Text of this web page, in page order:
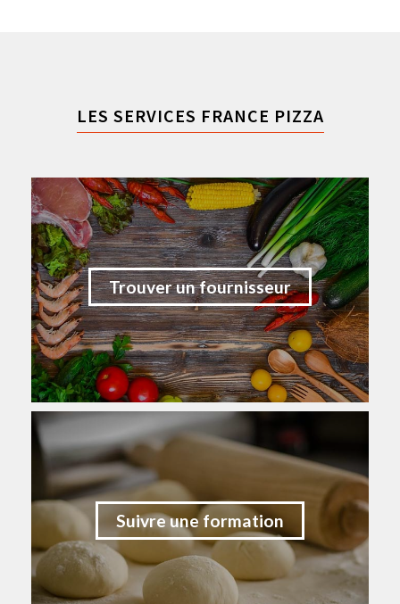
LES SERVICES FRANCE PIZZA
Trouver un fournisseur
Suivre une formation